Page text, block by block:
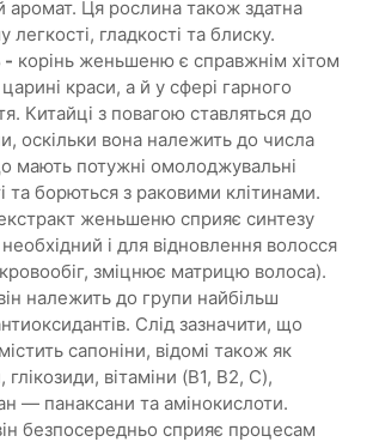
аромат. Ця рослина також здатна
легкості, гладкості та блиску.
- корінь женьшеню є справжнім хітом
краси, а й у сфері гарного
Китайці з повагою ставляться до
оскільки вона належить до числа
мають потужні омолоджувальні
та борються з раковими клітинами.
женьшеню сприяє синтезу
і для відновлення волосся
зміцнює матрицю волоса).
належить до групи найбільш
Слід зазначити, що
сапоніни, відомі також як
глікозиди, вітаміни (B1, B2, C),
— панаксани та амінокислоти.
безпосередньо сприяє процесам